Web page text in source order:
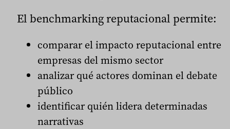
El benchmarking reputacional permite:
comparar el impacto reputacional entre
empresas del mismo sector
analizar qué actores dominan el debate
público
identificar quién lidera determinadas
narrativas